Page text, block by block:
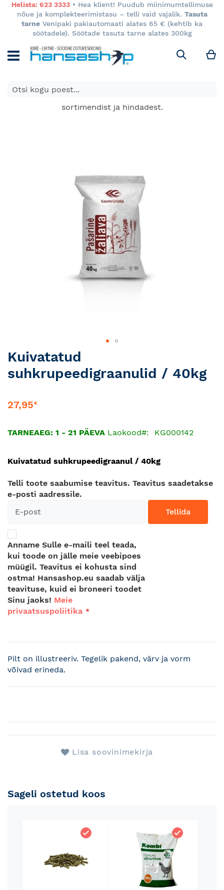
Helista: 623 3333• Hea klient! Puudub miinimumtellimuse
nõue ja komplekteerimistasu – telli vaid vajalik. Tasuta
tarne Venipaki pakiautomaati alates 65 € (kehtib ka
söötadele). Söötade tasuta tarne alates 300kg
Otsi
E-poes kuvatavad toodete hinnad kehtivad ainult e-
poes ja võivad erineda Keila ja Tartu poodide
sortimendist ja hindadest.
Skip
to
the
the
gallery
Kuivatatud
suhkrupeedigraanulid / 40kg
27,95€
TARNEAEG: 1 - 21 PÄEVA Laokood KG000142
Kuivatatud suhkrupeedigraanul / 40kg
Telli toote saabumise teavitus. Teavitus saadetakse
e-posti aadressile.
Anname Sulle e-maili teel teada,
kui toode on jälle meie veebipoes
müügil. Teavitus ei kohusta sind
ostma! Hansashop.eu saadab välja
teavituse, kuid ei broneeri toodet
Sinu jaoks! Meie
privaatsuspoliitika
Tellida
Pilt on illustreeriv. Tegelik pakend, värv ja vorm
võivad erineda.
Lisa soovinimekirja
Sageli ostetud koos